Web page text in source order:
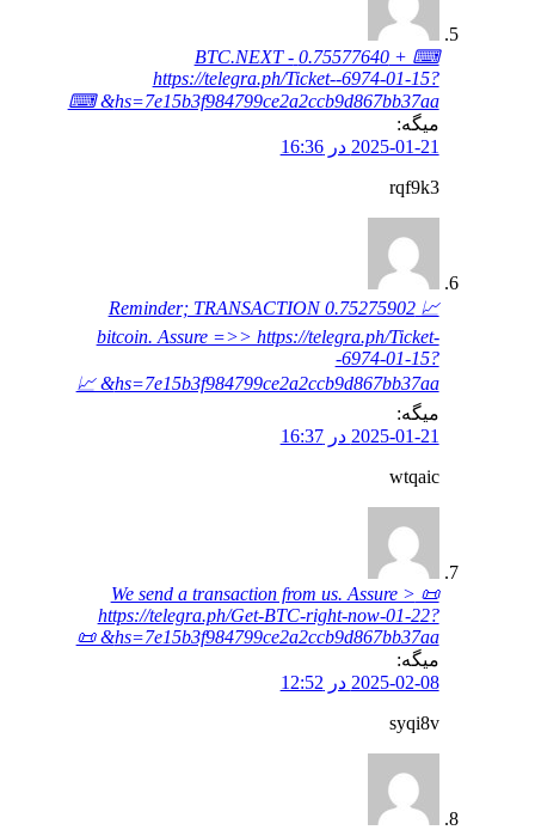
⌨ + 0.75577640 BTC.NEXT -
https://telegra.ph/Ticket--6974-01-15?
hs=7e15b3f984799ce2a2ccb9d867bb37aa& ⌨
میگه:
2025-01-21 در 16:36
rqf9k3
📈 Reminder; TRANSACTION 0.75275902
bitcoin. Assure =>> https://telegra.ph/Ticket-
-6974-01-15?
hs=7e15b3f984799ce2a2ccb9d867bb37aa& 📈
میگه:
2025-01-21 در 16:37
wtqaic
📜 We send a transaction from us. Assure >
https://telegra.ph/Get-BTC-right-now-01-22?
hs=7e15b3f984799ce2a2ccb9d867bb37aa& 📜
میگه:
2025-02-08 در 12:52
syqi8v